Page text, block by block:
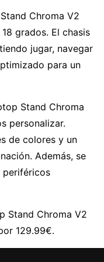
Chroma V2
grados. El chasis
jugar, navegar
para un
Stand Chroma
personalizar.
de colores y un
Además, se
periféricos
Stand Chroma V2
129.99€.